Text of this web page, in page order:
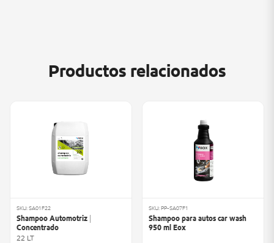
Productos relacionados
SKU: SA01F22
Shampoo Automotriz |
Concentrado
22 LT
SKU: PP-SA07F1
Shampoo para autos car wash
950 ml Eox